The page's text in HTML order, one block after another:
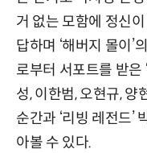
거 없는 모함에 정신
답하며 ‘해버지 몰이’
로부터 서포트를 받은
성, 이한범, 오현규, 양
순간과 ‘리빙 레전드’
아볼 수 있다.